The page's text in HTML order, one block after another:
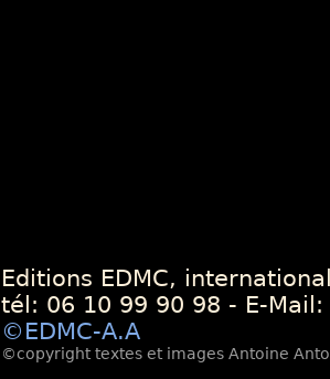
Editions EDMC,
tél: 06 10 99 90 98 - E-Mail:
©EDMC-A.A
©copyright textes et images Antoine